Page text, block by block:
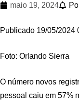
maio 19, 2024
Publicado 19/05/2024
Foto: Orlando Sierra
O número novos
pessoal caiu em 57%